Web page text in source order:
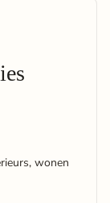
wonen